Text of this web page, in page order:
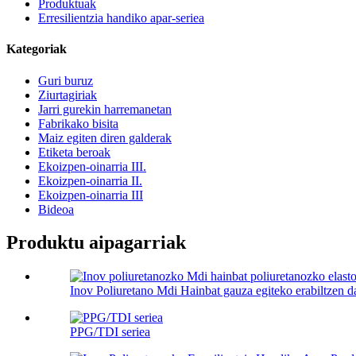
Produktuak
Erresilientzia handiko apar-seriea
Kategoriak
Guri buruz
Ziurtagiriak
Jarri gurekin harremanetan
Fabrikako bisita
Maiz egiten diren galderak
Etiketa beroak
Ekoizpen-oinarria III.
Ekoizpen-oinarria II.
Ekoizpen-oinarria III
Bideoa
Produktu aipagarriak
Inov Poliuretano Mdi Hainbat gauza egiteko erabiltzen
PPG/TDI seriea